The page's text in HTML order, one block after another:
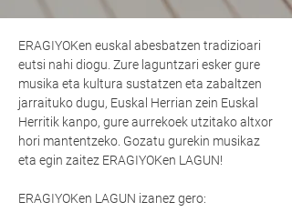
ERAGIYOKen euskal abesbatzen tradizioari
eutsi nahi diogu. Zure laguntzari esker gure
musika eta kultura sustatzen eta zabaltzen
jarraituko dugu, Euskal Herrian zein Euskal
Herritik kanpo, gure aurrekoek utzitako altxor
hori mantentzeko. Gozatu gurekin musikaz
eta egin zaitez ERAGIYOKen LAGUN!
ERAGIYOKen LAGUN izanez gero: